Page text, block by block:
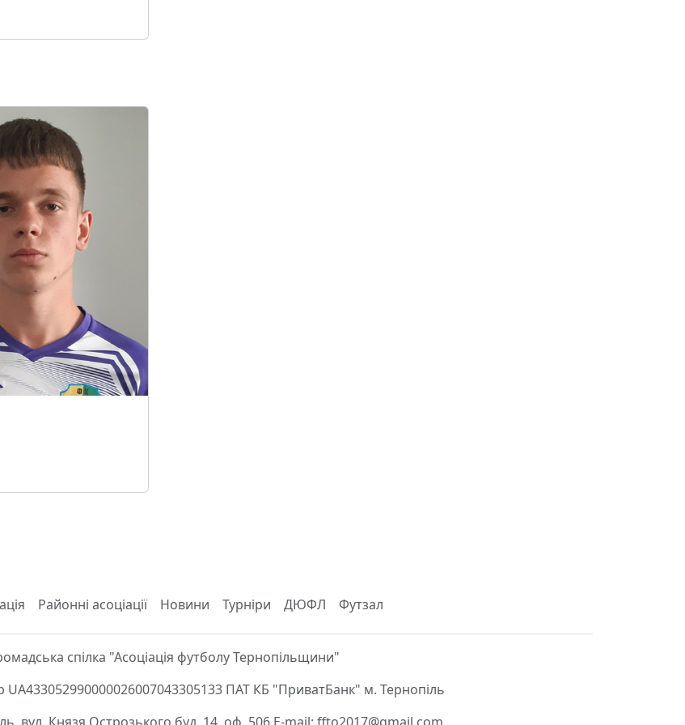
Районні асоціації Новини Турніри ДЮФЛ Футзал
спілка "Асоціація футболу Тернопільщини"
ПАТ КБ "ПриватБанк" м. Тернопіль